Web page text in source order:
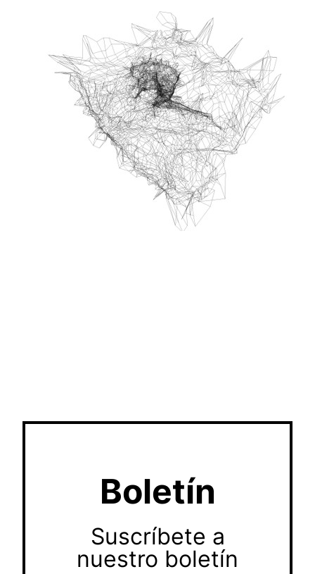
Boletín
Suscríbete a
nuestro boletín